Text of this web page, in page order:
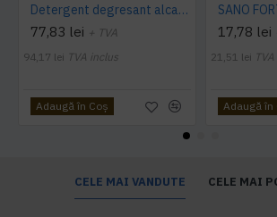
Detergent degresant alcalin Cuptor si Plita, 5 L, Konga
77,83 lei + TVA
94,17 lei TVA inclus
Adaugă în Coş
17,78 lei
21,51 lei
Adaugă în
CELE MAI VANDUTE CELE MAI